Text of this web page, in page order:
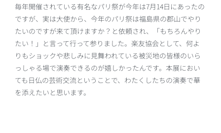
毎年開催されている有名なパリ祭が今年は7月14日にあったの
ですが、実は大使から、今年のパリ祭は福島県の郡山でやり
たいのですが来て頂けますか？と依頼され、「もちろんやり
たい！」と言って行って参りました。楽友協会として、何よ
りもショックや悲しみに見舞われている被災地の皆様のいら
っしゃる場で演奏できるのが嬉しかったんです。本展におい
ても日仏の芸術交流ということで、わたくしたちの演奏で華
を添えたいと思います。